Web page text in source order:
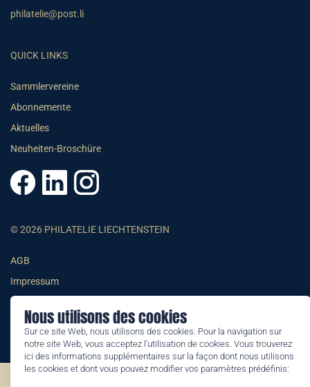
Nous utilisons des cookies
Sur ce site Web, nous utilisons des cookies. Pour la navigation sur
notre site Web, vous acceptez l'utilisation de cookies. Vous trouverez
ici des informations supplémentaires sur la façon dont nous utilisons
les cookies et dont vous pouvez modifier vos paramètres prédéfinis:
philatelie@post.li
QUICK LINKS
Sammlervereine
Abonnemente
Aktuelles
Neuheiten-Broschüre
© 2026 PHILATELIE LIECHTENSTEIN
AGB
Impressum
Datenschutzerklärung